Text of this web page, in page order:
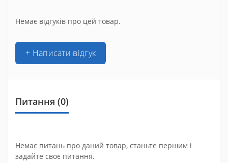
Немає відгуків про цей товар.
+ Написати відгук
Питання (0)
Немає питань про даний товар, станьте першим і
задайте своє питання.